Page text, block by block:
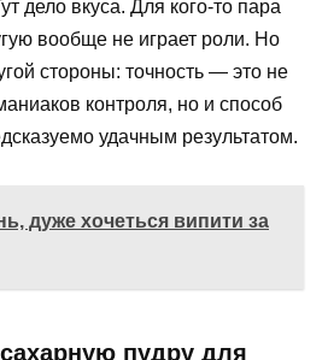
дело вкуса. Для кого-то пара
вообще не играет роли. Но
стороны: точность — это не
контроля, но и способ
удачным результатом.
дуже хочеться випити за
пудру для